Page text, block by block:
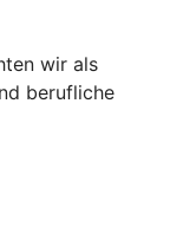
wir als
berufliche